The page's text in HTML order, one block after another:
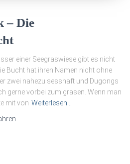
– Die
einer Seegraswiese gibt es nicht
Bucht hat ihren Namen nicht ohne
zwei nahezu sesshaft und Dugongs
gerne vorbei zum grasen. Wenn man
mit von Weiterlesen…